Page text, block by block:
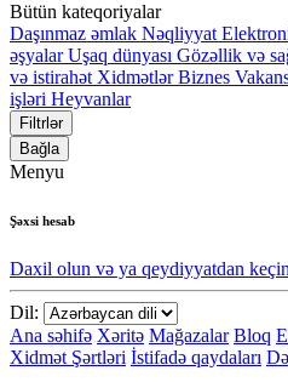
Bütün kateqoriyalar
Daşınmaz əmlak Nəqliyyat
əşyalar Uşaq dünyası Gözəllik və
və istirahət Xidmətlər Biznes
işləri Heyvanlar
Filtrlər
Bağla
Menyu
Şəxsi hesab
Daxil olun və ya qeydiyyatdan keçin
Dil:
Ana səhifə Xəritə Mağazalar Bloq
Xidmət Şərtləri İstifadə qaydaları